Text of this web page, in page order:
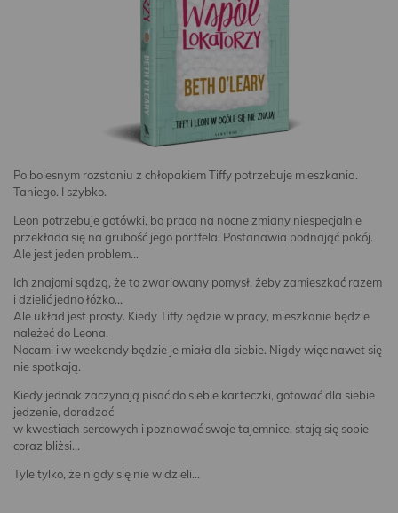
Po bolesnym rozstaniu z chłopakiem Tiffy potrzebuje mieszkania.
Taniego. I szybko.
Leon potrzebuje gotówki, bo praca na nocne zmiany niespecjalnie
przekłada się na grubość jego portfela. Postanawia podnająć pokój.
Ale jest jeden problem…
Ich znajomi sądzą, że to zwariowany pomysł, żeby zamieszkać razem
i dzielić jedno łóżko…
Ale układ jest prosty. Kiedy Tiffy będzie w pracy, mieszkanie będzie
należeć do Leona.
Nocami i w weekendy będzie je miała dla siebie. Nigdy więc nawet się
nie spotkają.
Kiedy jednak zaczynają pisać do siebie karteczki, gotować dla siebie
jedzenie, doradzać
w kwestiach sercowych i poznawać swoje tajemnice, stają się sobie
coraz bliżsi…
Tyle tylko, że nigdy się nie widzieli…